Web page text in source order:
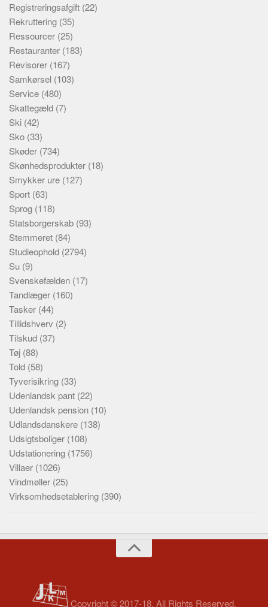
Registreringsafgift (22)
Rekruttering (35)
Ressourcer (25)
Restauranter (183)
Revisorer (167)
Samkørsel (103)
Service (480)
Skattegæld (7)
Ski (42)
Sko (33)
Skøder (734)
Skønhedsprodukter (18)
Smykker ure (127)
Sport (63)
Sprog (118)
Statsborgerskab (93)
Stemmeret (84)
Studieophold (2794)
Su (9)
Svenskefælden (17)
Tandlæger (160)
Tasker (44)
Tillidshverv (2)
Tilskud (37)
Tøj (88)
Told (58)
Tyverisikring (33)
Udenlandsk pant (22)
Udenlandsk pension (10)
Udlandsdanskere (138)
Udsigtsboliger (108)
Udstationering (1756)
Villaer (1026)
Vindmøller (25)
Virksomhedsetablering (390)
Copyright © 2017-18. All Rights Reserved.